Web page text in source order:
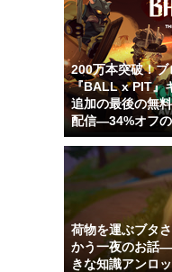
200万本突破！
『BALL x PIT』
追加の最後の無
配信―34%オフ
荷物を運ぶブタ
かう一夜のお話
きな知識アンロ